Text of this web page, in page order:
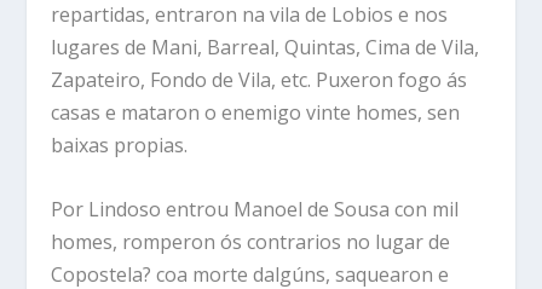
repartidas, entraron na vila de Lobios e nos
lugares de Mani, Barreal, Quintas, Cima de Vila,
Zapateiro, Fondo de Vila, etc. Puxeron fogo ás
casas e mataron o enemigo vinte homes, sen
baixas propias.
Por Lindoso entrou Manoel de Sousa con mil
homes, romperon ós contrarios no lugar de
Copostela? coa morte dalgúns, saquearon e